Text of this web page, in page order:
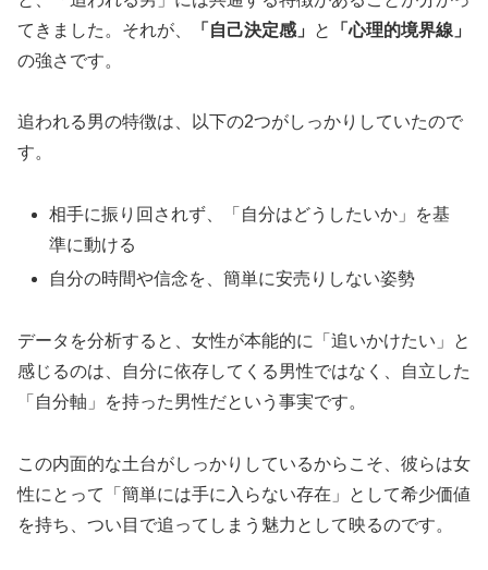
てきました。それが、
「自己決定感」 と
「心理的境界線」
の強さです。
追われる男の特徴は、以下の2つがしっかりしていたので
す。
相手に振り回されず、「自分はどうしたいか」を基
準に動ける
自分の時間や信念を、簡単に安売りしない姿勢
データを分析すると、女性が本能的に「追いかけたい」と
感じるのは、自分に依存してくる男性ではなく、自立した
「自分軸」を持った男性だという事実です。
この内面的な土台がしっかりしているからこそ、彼らは女
性にとって「簡単には手に入らない存在」として希少価値
を持ち、つい目で追ってしまう魅力として映るのです。